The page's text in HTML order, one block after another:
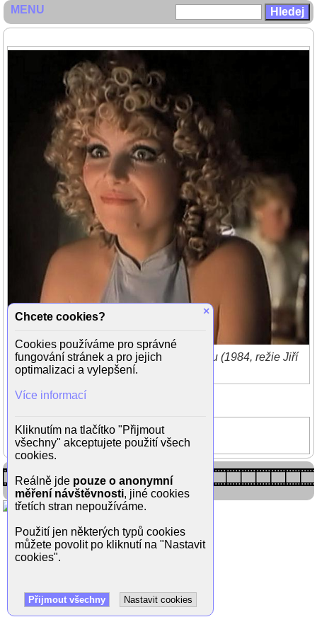
Dana Vlková ve filmu Prodavač humoru (1984, režie Jiří
Prodavač humoru
Dana Vlková
MENU
×
Chcete cookies?
Cookies používáme pro správné
fungování stránek a pro jejich
optimalizaci a vylepšení.
Více informací
Kliknutím na tlačítko "Přijmout
všechny" akceptujete použití všech
cookies.
Reálně jde pouze o anonymní
měření návštěvnosti, jiné cookies
třetích stran nepoužíváme.
Použití jen některých typů cookies
můžete povolit po kliknutí na "Nastavit
cookies".
Přijmout všechny Nastavit cookies